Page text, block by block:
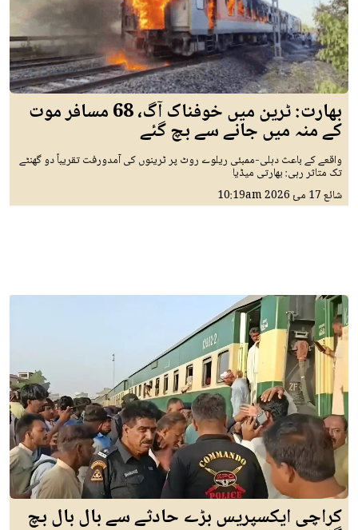
بھارت: ٹرین میں خوفناک آگ، 68 مسافر موت
کے منہ میں جانے سے بچ گئے
واقعے کے باعث دہلی-ممبئی ریلوے روٹ پر ٹرینوں کی آمدورفت تقریباً دو گھنٹے
تک متاثر رہی: بھارتی میڈیا
شائع17 مئ 2026 10:19am
کراچی ایکسپریس بڑے حادثے سے بال بال بچ